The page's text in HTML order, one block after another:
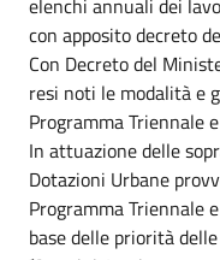
elenchi annuali dei
con apposito decreto
Con Decreto del
resi noti le modalità e
Programma Triennale
In attuazione delle
Dotazioni Urbane
Programma Triennale
base delle priorità